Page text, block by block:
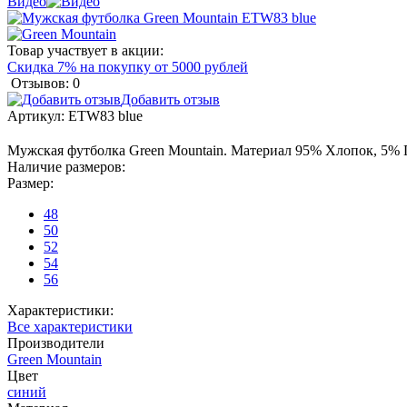
Товар участвует в акции:
Скидка 7% на покупку от 5000 рублей
Отзывов: 0
Добавить отзыв
Артикул: ETW83 blue
Мужская футболка Green Mountain. Материал 95% Хлопок, 5%
Наличие размеров:
Размер:
48
50
52
54
56
Характеристики:
Все характеристики
Производители
Green Mountain
Цвет
синий